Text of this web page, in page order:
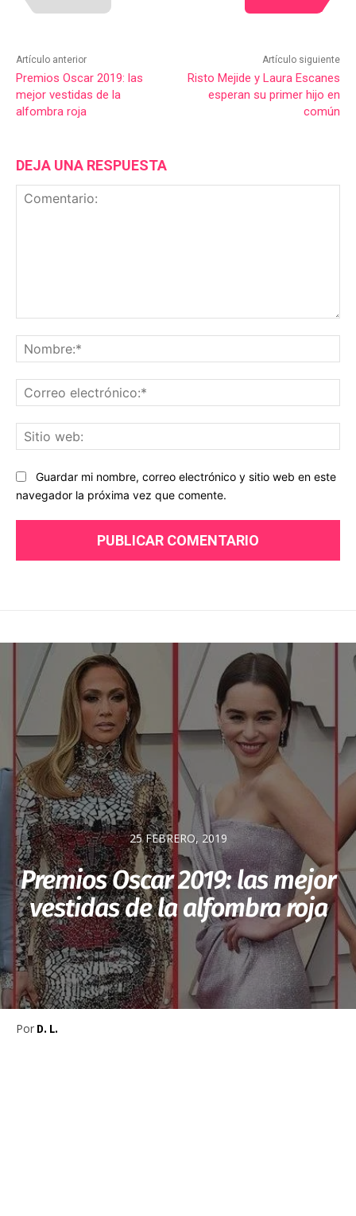
Artículo anterior
Premios Oscar 2019: las
mejor vestidas de la
alfombra roja
Artículo siguiente
Risto Mejide y Laura Escanes
esperan su primer hijo en
común
DEJA UNA RESPUESTA
Guardar mi nombre, correo electrónico y sitio web en este
navegador la próxima vez que comente.